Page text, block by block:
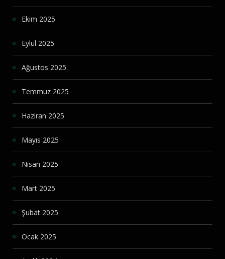
Ekim 2025
Eylül 2025
Ağustos 2025
Temmuz 2025
Haziran 2025
Mayıs 2025
Nisan 2025
Mart 2025
Şubat 2025
Ocak 2025